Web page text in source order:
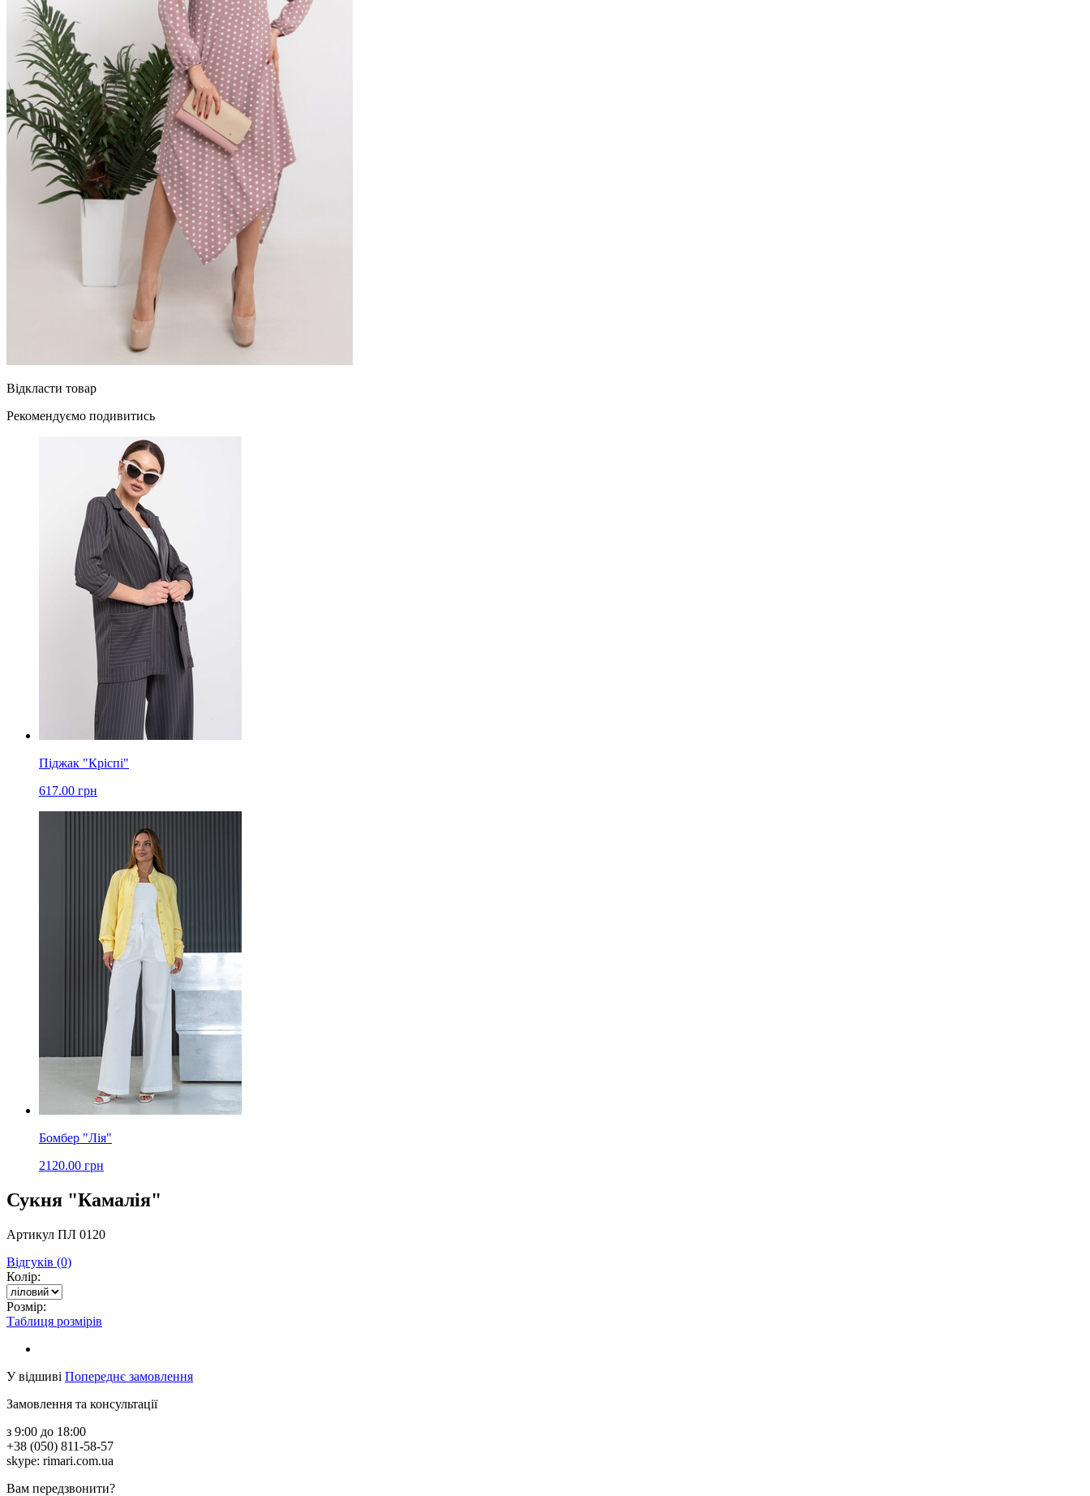
Відкласти товар
Рекомендуємо подивитись
Піджак "Кріспі"
617.00 грн
Бомбер "Лія"
2120.00 грн
Сукня "Камалія"
Артикул ПЛ 0120
Відгуків (0)
Колір:
Розмір:
Таблиця розмірів
У відшиві Попереднє замовлення
Замовлення та консультації
з 9:00 до 18:00
+38 (050) 811-58-57
skype: rimari.com.ua
Вам передзвонити?